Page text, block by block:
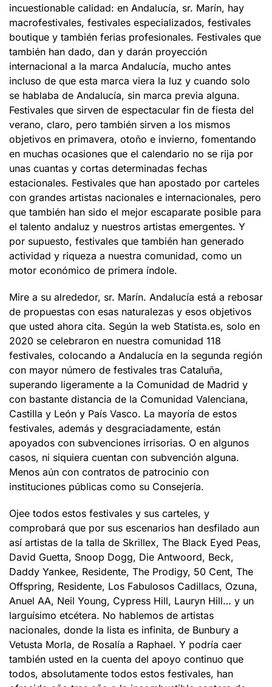
incuestionable calidad: en Andalucía, sr. Marín, hay
macrofestivales, festivales especializados, festivales
boutique y también ferias profesionales. Festivales que
también han dado, dan y darán proyección
internacional a la marca Andalucía, mucho antes
incluso de que esta marca viera la luz y cuando solo
se hablaba de Andalucía, sin marca previa alguna.
Festivales que sirven de espectacular fin de fiesta del
verano, claro, pero también sirven a los mismos
objetivos en primavera, otoño e invierno, fomentando
en muchas ocasiones que el calendario no se rija por
unas cuantas y cortas determinadas fechas
estacionales. Festivales que han apostado por carteles
con grandes artistas nacionales e internacionales, pero
que también han sido el mejor escaparate posible para
el talento andaluz y nuestros artistas emergentes. Y
por supuesto, festivales que también han generado
actividad y riqueza a nuestra comunidad, como un
motor económico de primera índole.
Mire a su alrededor, sr. Marín. Andalucía está a rebosar
de propuestas con esas naturalezas y esos objetivos
que usted ahora cita. Según la web Statista.es, solo en
2020 se celebraron en nuestra comunidad 118
festivales, colocando a Andalucía en la segunda región
con mayor número de festivales tras Cataluña,
superando ligeramente a la Comunidad de Madrid y
con bastante distancia de la Comunidad Valenciana,
Castilla y León y País Vasco. La mayoría de estos
festivales, además y desgraciadamente, están
apoyados con subvenciones irrisorias. O en algunos
casos, ni siquiera cuentan con subvención alguna.
Menos aún con contratos de patrocinio con
instituciones públicas como su Consejería.
Ojee todos estos festivales y sus carteles, y
comprobará que por sus escenarios han desfilado aun
así artistas de la talla de Skrillex, The Black Eyed Peas,
David Guetta, Snoop Dogg, Die Antwoord, Beck,
Daddy Yankee, Residente, The Prodigy, 50 Cent, The
Offspring, Residente, Los Fabulosos Cadillacs, Ozuna,
Anuel AA, Neil Young, Cypress Hill, Lauryn Hill… y un
larguísimo etcétera. No hablemos de artistas
nacionales, donde la lista es infinita, de Bunbury a
Vetusta Morla, de Rosalía a Raphael. Y podría caer
también usted en la cuenta del apoyo continuo que
todos, absolutamente todos estos festivales, han